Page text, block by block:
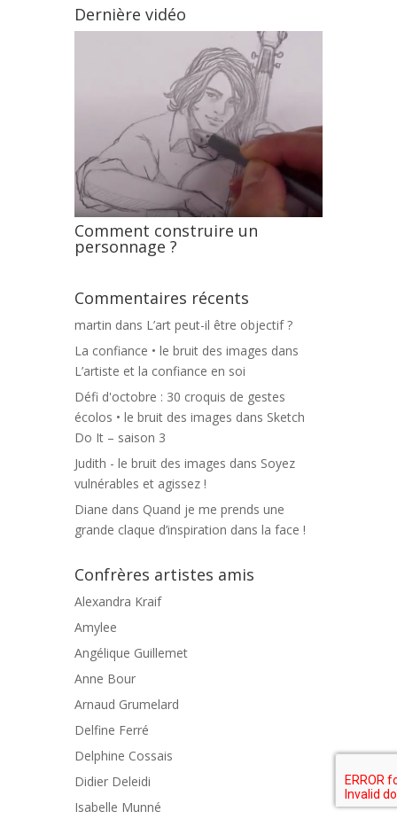
Dernière vidéo
Comment construire un
personnage ?
Commentaires récents
martin dans L’art peut-il être objectif ?
La confiance • le bruit des images dans
L’artiste et la confiance en soi
Défi d'octobre : 30 croquis de gestes
écolos • le bruit des images dans Sketch
Do It – saison 3
Judith - le bruit des images dans Soyez
vulnérables et agissez !
Diane dans Quand je me prends une
grande claque d’inspiration dans la face !
Confrères artistes amis
Alexandra Kraif
Amylee
Angélique Guillemet
Anne Bour
Arnaud Grumelard
Delfine Ferré
Delphine Cossais
Didier Deleidi
Isabelle Munné